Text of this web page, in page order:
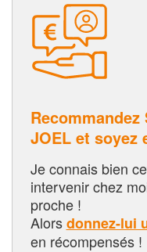
Recommandez
JOEL et soyez
Je connais bien
intervenir chez
proche !
Alorsdonnez-lui
en récompensés !